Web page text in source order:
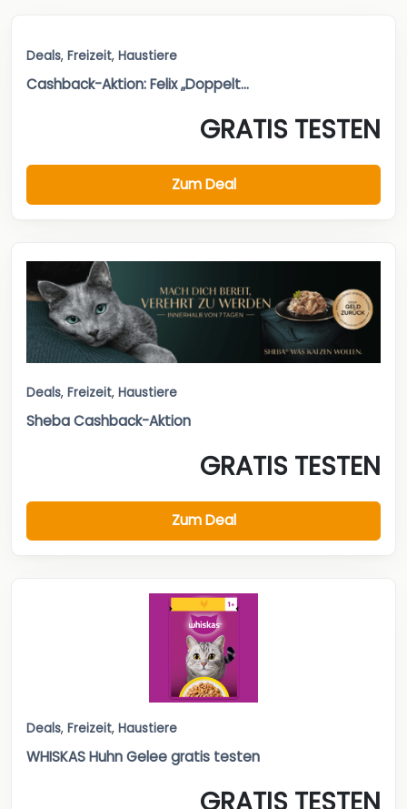
Deals, Freizeit, Haustiere
Cashback-Aktion: Felix „Doppelt...
GRATIS TESTEN
Zum Deal
Deals, Freizeit, Haustiere
Sheba Cashback-Aktion
GRATIS TESTEN
Zum Deal
Deals, Freizeit, Haustiere
WHISKAS Huhn Gelee gratis testen